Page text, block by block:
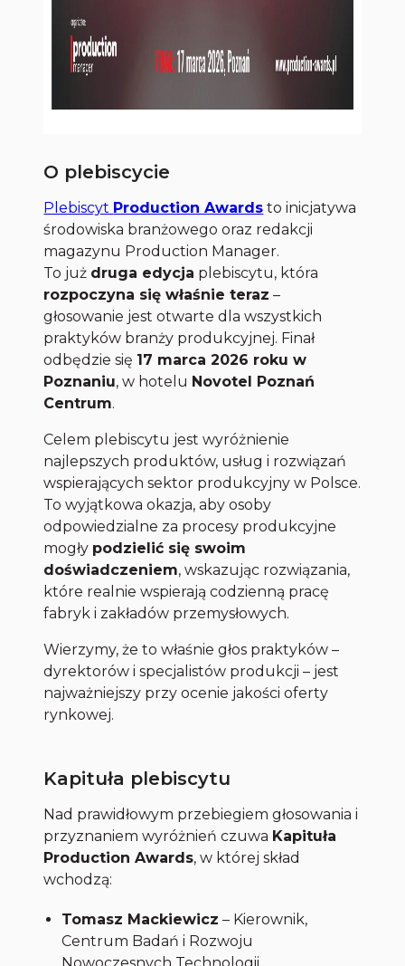
O plebiscycie
Plebiscyt Production Awards to inicjatywa
środowiska branżowego oraz redakcji
magazynu Production Manager.
To już druga edycja plebiscytu, która
rozpoczyna się właśnie teraz –
głosowanie jest otwarte dla wszystkich
praktyków branży produkcyjnej. Finał
odbędzie się 17 marca 2026 roku w
Poznaniu, w hotelu Novotel Poznań
Centrum.
Celem plebiscytu jest wyróżnienie
najlepszych produktów, usług i rozwiązań
wspierających sektor produkcyjny w Polsce.
To wyjątkowa okazja, aby osoby
odpowiedzialne za procesy produkcyjne
mogły podzielić się swoim
doświadczeniem, wskazując rozwiązania,
które realnie wspierają codzienną pracę
fabryk i zakładów przemysłowych.
Wierzymy, że to właśnie głos praktyków –
dyrektorów i specjalistów produkcji – jest
najważniejszy przy ocenie jakości oferty
rynkowej.
Kapituła plebiscytu
Nad prawidłowym przebiegiem głosowania i
przyznaniem wyróżnień czuwa Kapituła
Production Awards, w której skład
wchodzą:
Tomasz Mackiewicz – Kierownik,
Centrum Badań i Rozwoju